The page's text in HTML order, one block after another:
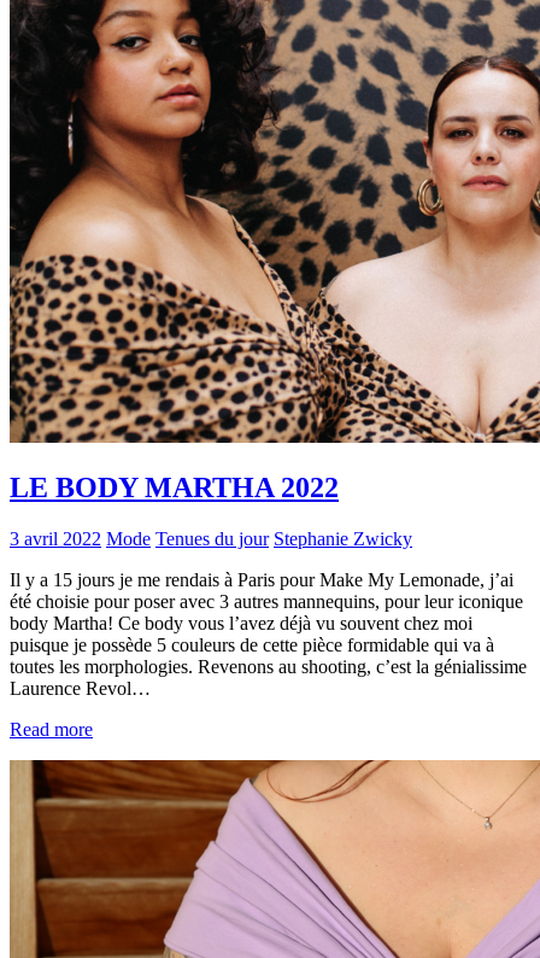
LE BODY MARTHA 2022
3 avril 2022 Mode Tenues du jour Stephanie Zwicky
Il y a 15 jours je me rendais à Paris pour Make My Lemonade, j’ai
été choisie pour poser avec 3 autres mannequins, pour leur iconique
body Martha! Ce body vous l’avez déjà vu souvent chez moi
puisque je possède 5 couleurs de cette pièce formidable qui va à
toutes les morphologies. Revenons au shooting, c’est la génialissime
Laurence Revol…
Read more